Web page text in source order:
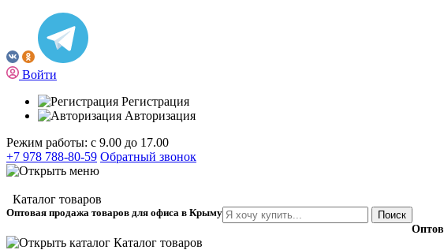
Войти
Регистрация
Авторизация
Режим работы: с 9.00 до 17.00
+7 978 788-80-59 Обратный звонок
Каталог товаров
Оптовая продажа товаров для офиса в Крыму
Поиск
Каталог товаров